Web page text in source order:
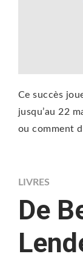
Ce succès
jusqu’au 22
ou comment
LIVRES
De